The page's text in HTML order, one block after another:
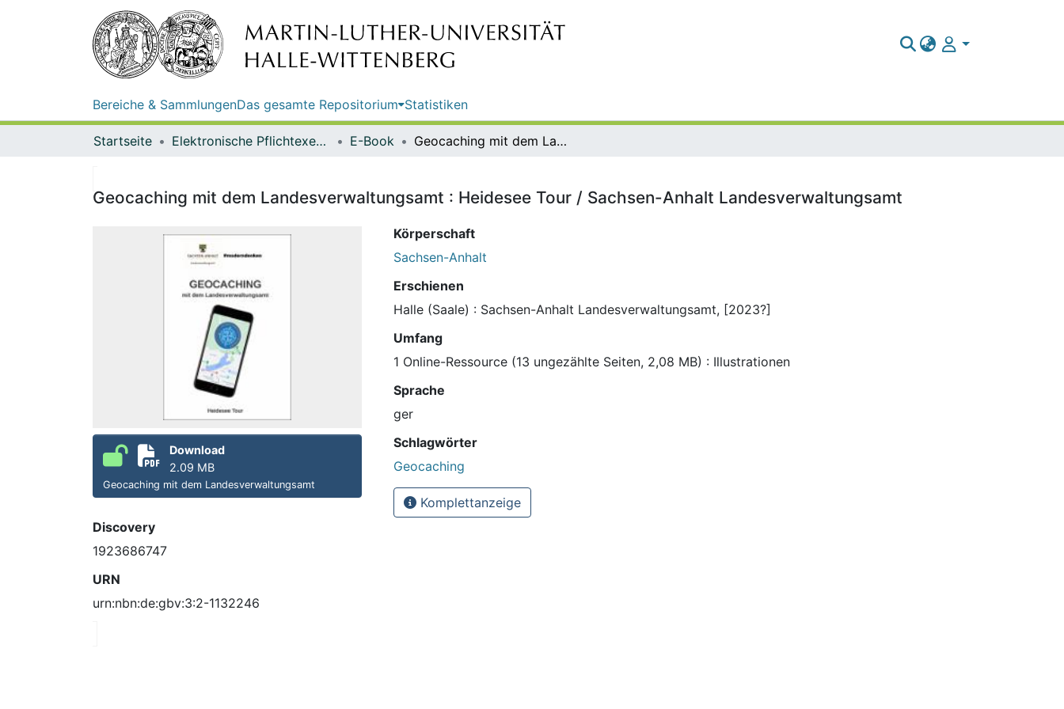
Bereiche & SammlungenDas gesamte Repositorium Statistiken
Startseite Elektronische Pflichtexemplare E-Book Geocaching mit dem Landesverwaltungsamt : Heidesee Tour / Sachsen-Anhalt Landesverwaltungsamt
Geocaching mit dem Landesverwaltungsamt : Heidesee Tour / Sachsen-Anhalt Landesverwaltungsamt
Download
2.09 MB
Geocaching mit dem Landesverwaltungsamt
Discovery
1923686747
URN
urn:nbn:de:gbv:3:2-1132246
Körperschaft
Sachsen-Anhalt
Erschienen
Halle (Saale) : Sachsen-Anhalt Landesverwaltungsamt, [2023?]
Umfang
1 Online-Ressource (13 ungezählte Seiten, 2,08 MB) : Illustrationen
Sprache
ger
Schlagwörter
Geocaching
Komplettanzeige